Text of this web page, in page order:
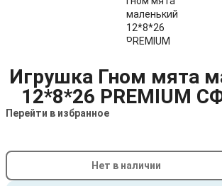
Игрушка Гном мята
12*8*26 PREMIUM
Перейти в избранное
Нет в наличии